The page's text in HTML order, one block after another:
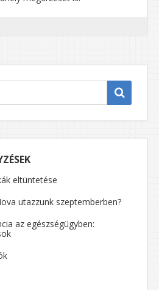
eltüntetése
utazzunk szeptemberben?
az egészségügyben: